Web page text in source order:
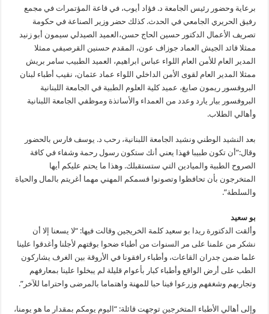
برعاية وحضور رئيس الجامعة د. فؤاد أيوب، في قاعة المؤتمرات في مجمع
رفيق الحريري الجامعي في الحدث. كذلك حضر وزير الصناعة في حكومة
تصريف الأعمال الدكتور حسين الحاج حسن،العميد الصيدلي سيمون أبو زنيد
ممثلا قائد الجيش العماد جوزاف عون، المقدم حسنين القرصيفي ممثلا
المدير العام للأمن العام اللواء عباس ابراهيم، العميد الطبيب سامر بريش
ممثلا المدير العام لقوى الأمن الداخلي اللواء عماد عثمان، نقيب أطباء لبنان
البروفسور ريمون صايغ، عميد كلية العلوم الطبية في الجامعة اللبنانية
البروفسور بيار يارد وعدد من العمداء والأساتذة وموظفي الجامعة اللبنانية
وأهالي الطلاب.
بعد النشيد الوطني ونشيد الجامعة اللبنانية، رحب د. يوسف فارس بالحضور
وقال:”أن تكون طبيبا فهذا يعني أنك ستكون رسول رحمة وشفاء في كافة
الصروح الطبية والميادين التي ستستقبلك. وهذا ما يحتم عليكم أيها
المتخرجون بأن تحافظوا وتصونوا قسمكم المهني مهما أغريتم بالمال والحياة
والسلطة”.
بو سعيد
وألقت الدكتورة ريدا بو سعيد كلمة الخريجين وقالت فيها: “لا يسعنا إلا أن
نشكر من علمنا على مر السنوات من أطباء ضحوا بوقتهم لأجلنا وأغدقوا علينا
علما ضمن جدران القاعات، وأطباء رافقونا في الأروقة بين الغرف يشاركون
الطب على أرض الواقع وأطباء كبار بأعوام قليلة لم يبخلوا علينا بمعارفهم
وتجاربهم وشغفهم وزرعوا فينا حبا للمهنة واهتماما بالمرضى واحتراما للآخر”.
وإلى أهالي الأطباء المتخرجين توجهت قائلة: “اليوم يومكم بمقدار ما هو يومنا،